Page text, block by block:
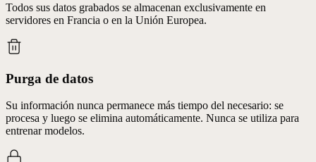
Todos sus datos grabados se almacenan exclusivamente en
servidores en Francia o en la Unión Europea.
Purga de datos
Su información nunca permanece más tiempo del necesario: se
procesa y luego se elimina automáticamente. Nunca se utiliza para
entrenar modelos.